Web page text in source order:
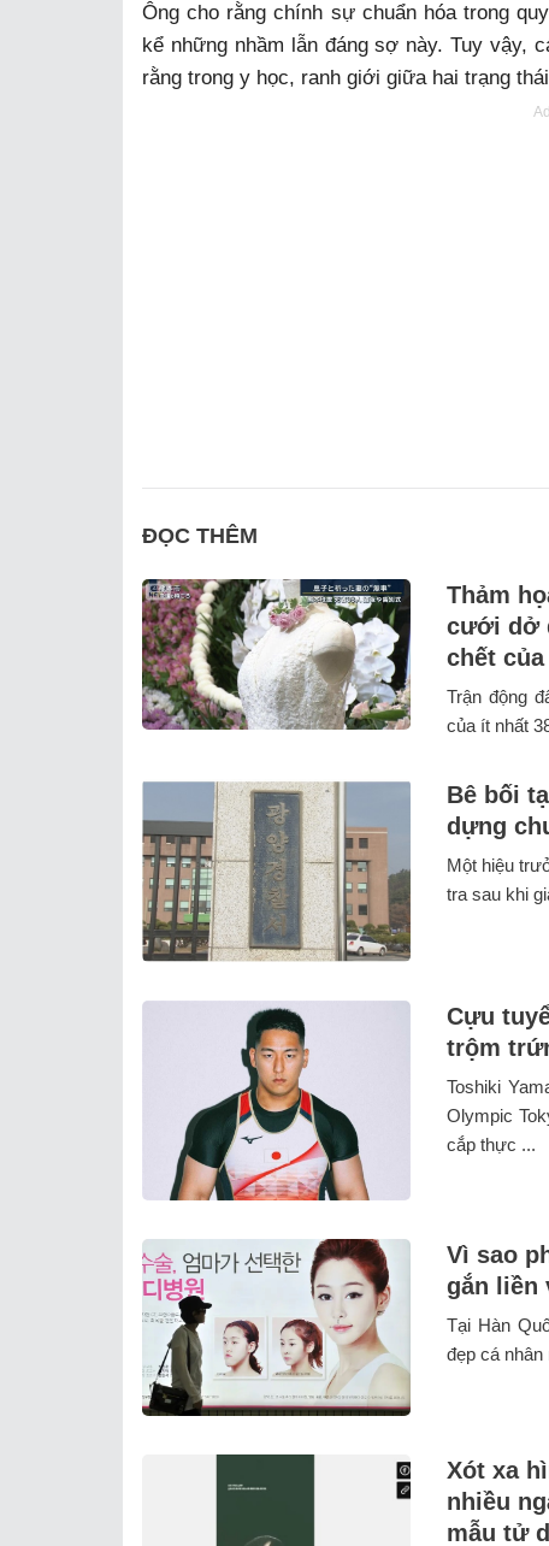
Ông cho rằng chính sự chuẩn hóa trong
kể những nhầm lẫn đáng sợ này. Tuy vậy,
rằng trong y học, ranh giới giữa hai trạng
ĐỌC THÊM
Thảm
cưới dở
chết
Trận động
của ít nhất
Bê bối
dựng
Một hiệu
tra sau khi
Cựu
trộm
Toshiki
Olympic
cắp thực ...
Vì sao
gắn liền
Tại Hàn
đẹp cá
Xót xa
nhiều
mẫu tử